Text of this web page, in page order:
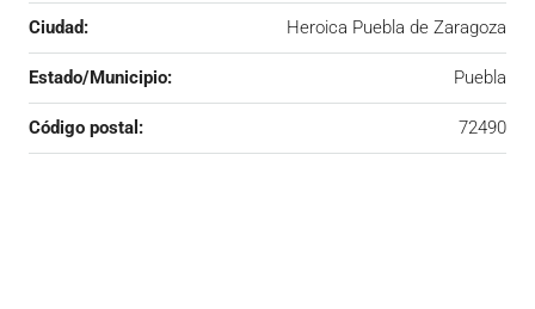
Ciudad: Heroica Puebla de Zaragoza
Estado/Municipio: Puebla
Código postal: 72490